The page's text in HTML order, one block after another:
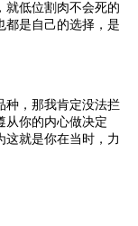
就低位割肉不会死的
都是自己的选择，是
种，那我肯定没法拦
从你的内心做决定
这就是你在当时，力